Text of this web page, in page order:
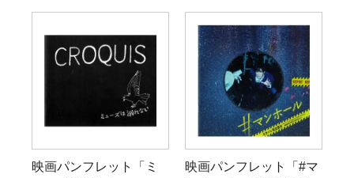
映画パンフレット「ミ
映画パンフレット「#マ